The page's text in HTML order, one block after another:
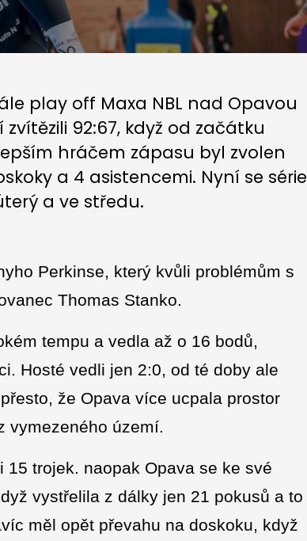
play off Maxa NBL nad Opavou
92:67, když od začátku
hráčem zápasu byl zvolen
a 4 asistencemi. Nyní se série
a ve středu.
Perkinse, který kvůli problémům s
Thomas Stanko.
tempu a vedla až o 16 bodů,
Hosté vedli jen 2:0, od té doby ale
že Opava více ucpala prostor
vymezeného území.
trojek. naopak Opava se ke své
vystřelila z dálky jen 21 pokusů a to
měl opět převahu na doskoku, když